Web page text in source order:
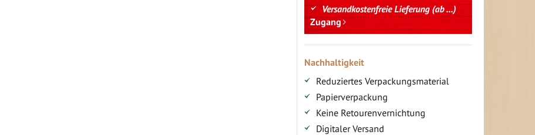
Versandkostenfreie Lieferung (ab ...)
Zugang
Nachhaltigkeit
Reduziertes Verpackungsmaterial
Papierverpackung
Keine Retourenvernichtung
Digitaler Versand